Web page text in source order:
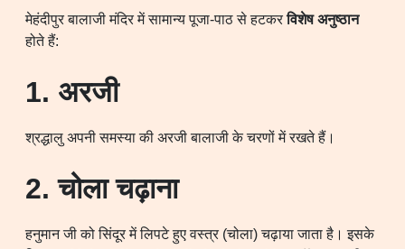
मेहंदीपुर बालाजी मंदिर में सामान्य पूजा-पाठ से हटकरविशेष अनुष्ठान
होते हैं:
1. अरजी
श्रद्धालु अपनी समस्या की अरजी बालाजी के चरणों में रखते हैं।
2. चोला चढ़ाना
हनुमान जी को सिंदूर में लिपटे हुए वस्त्र (चोला) चढ़ाया जाता है। इसके